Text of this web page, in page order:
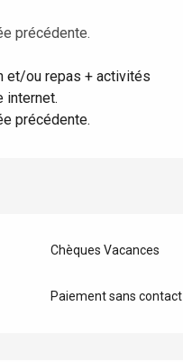
précédente.
et/ou repas + activités
internet.
précédente.
Chèques Vacances
Paiement sans contact